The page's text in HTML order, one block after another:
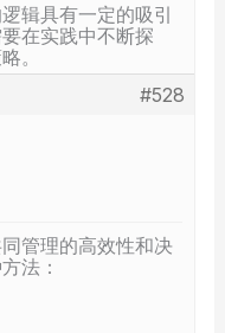
辑具有一定的吸引
在实践中不断探
。
#528
管理的高效性和决
法：